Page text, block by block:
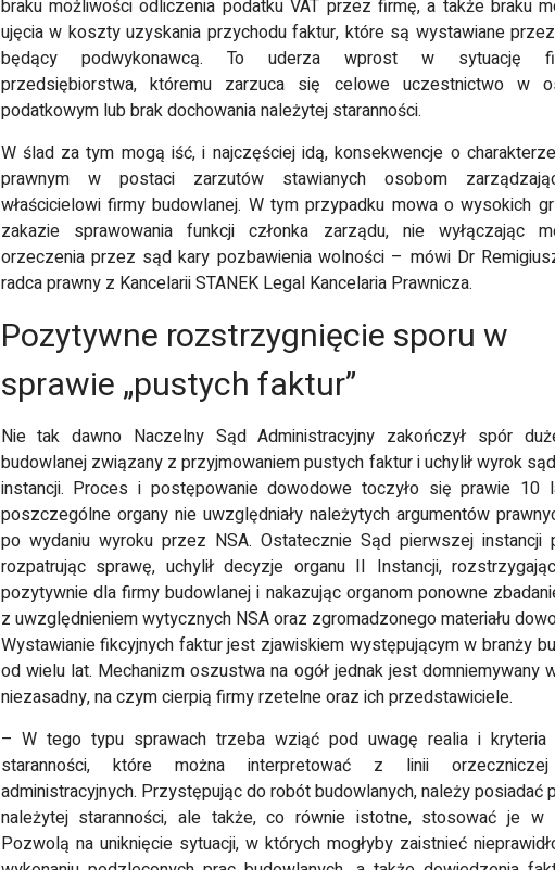
braku możliwości odliczenia podatku VAT przez firmę, a także braku
ujęcia w koszty uzyskania przychodu faktur, które są wystawiane
będący podwykonawcą. To uderza wprost w sytuację
przedsiębiorstwa, któremu zarzuca się celowe uczestnictwo w
podatkowym lub brak dochowania należytej staranności.
W ślad za tym mogą iść, i najczęściej idą, konsekwencje o
prawnym w postaci zarzutów stawianych osobom
właścicielowi firmy budowlanej. W tym przypadku mowa o wysokich
zakazie sprawowania funkcji członka zarządu, nie wyłączając
orzeczenia przez sąd kary pozbawienia wolności – mówi Dr
radca prawny z Kancelarii STANEK Legal Kancelaria Prawnicza.
Pozytywne rozstrzygnięcie sporu w
sprawie „pustych faktur”
Nie tak dawno Naczelny Sąd Administracyjny zakończył spór
budowlanej związany z przyjmowaniem pustych faktur i uchylił wyrok
instancji. Proces i postępowanie dowodowe toczyło się prawie 10
poszczególne organy nie uwzględniały należytych argumentów
po wydaniu wyroku przez NSA. Ostatecznie Sąd pierwszej instancji
rozpatrując sprawę, uchylił decyzje organu II Instancji,
pozytywnie dla firmy budowlanej i nakazując organom ponowne
z uwzględnieniem wytycznych NSA oraz zgromadzonego materiału
Wystawianie fikcyjnych faktur jest zjawiskiem występującym w branży
od wielu lat. Mechanizm oszustwa na ogół jednak jest domniemywany
niezasadny, na czym cierpią firmy rzetelne oraz ich przedstawiciele.
– W tego typu sprawach trzeba wziąć pod uwagę realia i kryteria
staranności, które można interpretować z linii
administracyjnych. Przystępując do robót budowlanych, należy posiadać
należytej staranności, ale także, co równie istotne, stosować je w
Pozwolą na uniknięcie sytuacji, w których mogłyby zaistnieć
Jagoda
Berezowska
Jestem dziennikarką, z racji
pracy i ciekawości często
śledzę różnorakie blogi.
ulubionych. Piszecie bardzo
pojawiaja się regularnie i
zawsze traktują o jakimś
ciekwym zagadnieniu.
Bardzo wszystkim polecam
ten serwis! Jest on
stworzony dla ludzi
rządnych rozrywki!
Marek Toczński
Rzadko cokolwiek
komentuje w cieci, jednakże
Wasz serwis wyjątkowo
przypadł mi do gustu i
napisać opinię. Bardzo
podoba mi się ta strona,
zamieszczacie ciekawe
zainteresowaniami.
Serdecznie Was polecam!
Tak trzymać!
Serdcznie
serwis!
bardzo wiele
temat, lekki i
nowy cykl na
się ogromną
dlatego nie
zaniechać !
za Wasz